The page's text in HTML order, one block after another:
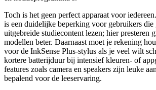
Toch is het geen perfect apparaat voor
is een duidelijke beperking voor gebruikers die
uitgebreide studiecontent lezen; hier presteren
modellen beter. Daarnaast moet je rekening
voor de InkSense Plus-stylus als je veel wilt
kortere batterijduur bij intensief kleuren- of
features zoals camera en speakers zijn leuke
bepalend voor de leeservaring.